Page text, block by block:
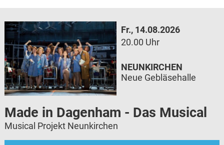
Fr., 14.08.2026
20.00 Uhr
Made in Dagenham - Das Musical
Musical Projekt Neunkirchen
NEUNKIRCHEN
Neue Gebläsehalle